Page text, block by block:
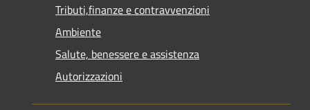
Tributi,finanze e contravvenzioni
Ambiente
Salute, benessere e assistenza
Autorizzazioni